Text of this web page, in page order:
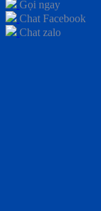
Gọi ngay
Chat Facebook
Chat zalo